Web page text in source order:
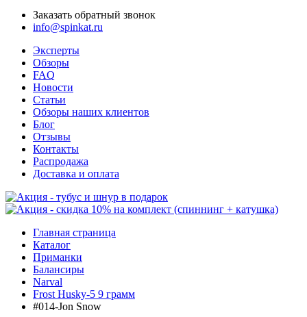
Заказать обратный звонок
info@spinkat.ru
Эксперты
Обзоры
FAQ
Новости
Статьи
Обзоры наших клиентов
Блог
Отзывы
Контакты
Распродажа
Доставка и оплата
Главная страница
Каталог
Приманки
Балансиры
Narval
Frost Husky-5 9 грамм
#014-Jon Snow